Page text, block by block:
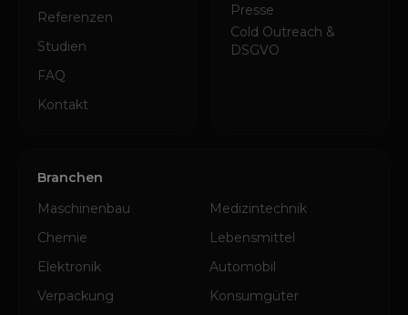
Referenzen
Studien
FAQ
Kontakt
Presse
Cold Outreach &
DSGVO
Branchen
Maschinenbau
Medizintechnik
Chemie
Lebensmittel
Elektronik
Automobil
Verpackung
Konsumgüter